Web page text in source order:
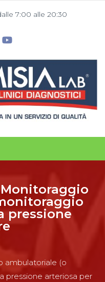
7:00 alle 20:30
pressione
ambulatoriale (o
pressione arteriosa per